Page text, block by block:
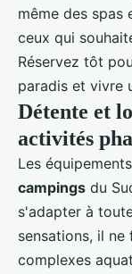
même des spas
ceux qui
Réservez tôt
paradis et vivre
Détente et
activités
Les
campings du
s'adapter à
sensations, il
complexes